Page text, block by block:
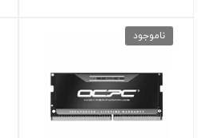
ناموجود